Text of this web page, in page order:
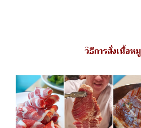
วิธีการสั่งเนื้อหมู